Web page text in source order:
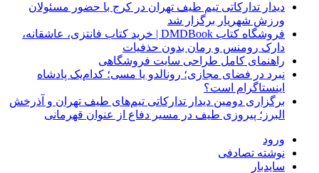
دیدار تدارکاتی تیم طیف تهران در کرج با حضور مسئولان
ورزش شهریار برگزار شد
فروشگاه کتاب DMDBook | خرید کتاب فانتزی، عاشقانه،
دارک رومنس و رمان بدون حذفیات
راهنمای کامل طراحی سایت فروشگاهی
نبرد در فضای مجازی؛ رونالدو یا مسی؛ کدام‌یک پادشاه
اینستاگرام است؟
برگزاری دومین دیدار تدارکاتی تیم‌های طیف تهران و آذرخش
البرز؛ پیروزی طیف در مسیر دفاع از عنوان قهرمانی
ورود
نوشته تصادفی
سایدبار